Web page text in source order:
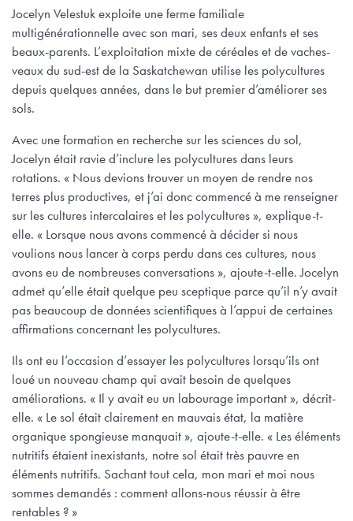
Jocelyn Velestuk exploite une ferme familiale
multigénérationnelle avec son mari, ses deux enfants et ses
beaux-parents. L’exploitation mixte de céréales et de vaches-
veaux du sud-est de la Saskatchewan utilise les polycultures
depuis quelques années, dans le but premier d’améliorer ses
sols.
Avec une formation en recherche sur les sciences du sol,
Jocelyn était ravie d’inclure les polycultures dans leurs
rotations. « Nous devions trouver un moyen de rendre nos
terres plus productives, et j’ai donc commencé à me renseigner
sur les cultures intercalaires et les polycultures », explique-t-
elle. « Lorsque nous avons commencé à décider si nous
voulions nous lancer à corps perdu dans ces cultures, nous
avons eu de nombreuses conversations », ajoute-t-elle. Jocelyn
admet qu’elle était quelque peu sceptique parce qu’il n’y avait
pas beaucoup de données scientifiques à l’appui de certaines
affirmations concernant les polycultures.
Ils ont eu l’occasion d’essayer les polycultures lorsqu’ils ont
loué un nouveau champ qui avait besoin de quelques
améliorations. « Il y avait eu un labourage important », décrit-
elle. « Le sol était clairement en mauvais état, la matière
organique spongieuse manquait », ajoute-t-elle. « Les éléments
nutritifs étaient inexistants, notre sol était très pauvre en
éléments nutritifs. Sachant tout cela, mon mari et moi nous
sommes demandés : comment allons-nous réussir à être
rentables ? »